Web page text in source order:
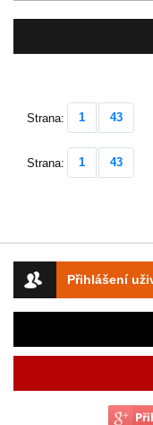
Přihlášení
Strana: 1 43
Strana: 1 43